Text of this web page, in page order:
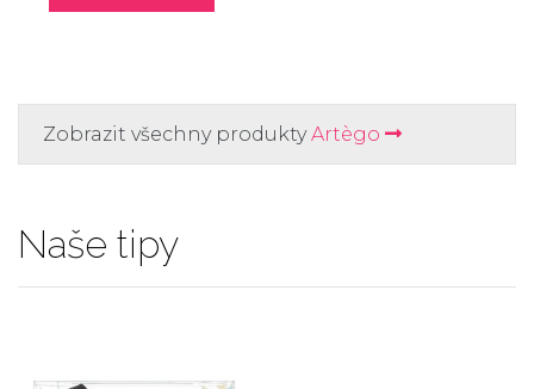
Zobrazit všechny produktyArtègo
Naše tipy